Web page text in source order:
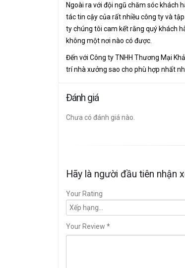
Ngoài ra với đội ngũ chăm sóc khách
tác tin cậy của rất nhiều công ty và
ty chúng tôi cam kết rằng quý khách
không một nơi nào có được.
Đến với Công ty TNHH Thương Mại
trí nhà xưởng sao cho phù hợp nhất
Đánh giá
Chưa có đánh giá nào.
Hãy là người đầu tiên nhận
Your Rating
Your Review *